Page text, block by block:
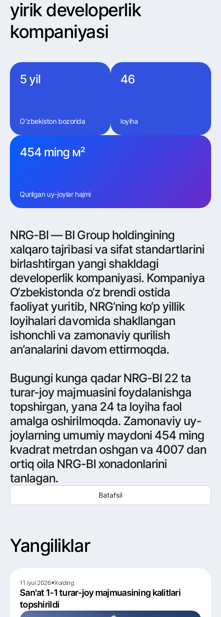
yirik developerlik
kompaniyasi
5 yil
Oʻzbekiston bozorida
46
loyiha
454 ming м²
Qurilgan uy-joylar hajmi
NRG-BI — BI Group holdingining
xalqaro tajribasi va sifat standartlarini
birlashtirgan yangi shakldagi
developerlik kompaniyasi. Kompaniya
O‘zbekistonda o‘z brendi ostida
faoliyat yuritib, NRG‘ning ko‘p yillik
loyihalari davomida shakllangan
ishonchli va zamonaviy qurilish
an’analarini davom ettirmoqda.
Bugungi kunga qadar NRG-BI 22 ta
turar-joy majmuasini foydalanishga
topshirgan, yana 24 ta loyiha faol
amalga oshirilmoqda. Zamonaviy uy-
joylarning umumiy maydoni 454 ming
kvadrat metrdan oshgan va 4007 dan
ortiq oila NRG-BI xonadonlarini
tanlagan.
Batafsil
Yangiliklar
11 iyul 2026•Xolding
San'at 1-1 turar-joy majmuasining kalitlari
topshirildi